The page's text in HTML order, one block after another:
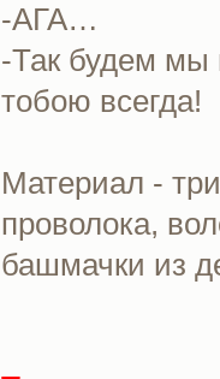
-АГА…
-Так будем мы
тобою всегда!
Материал -
проволока,
башмачки из